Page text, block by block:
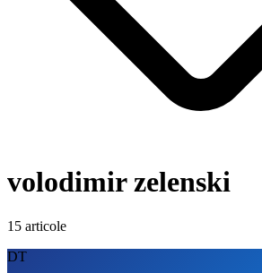
volodimir zelenski
15 articole
DT